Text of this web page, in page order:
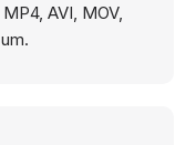
AVI, MOV,